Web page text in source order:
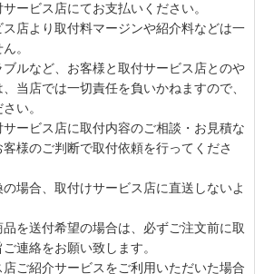
ービス店にてお支払いください。
ス店より取付料マージンや紹介料などは一
。
ブルなど、お客様と取付サービス店とのや
当店では一切責任を負いかねますので、
い。
サービス店に取付内容のご相談・お見積な
様のご判断で取付依頼を行ってくださ
の場合、取付けサービス店に直送しないよ
品を送付希望の場合は、必ずご注文前に取
連絡をお願い致します。
店ご紹介サービスをご利用いただいた場合